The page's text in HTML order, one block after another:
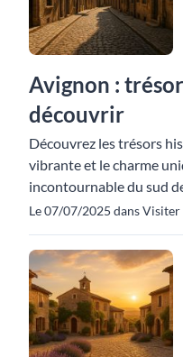
Avignon :
découvrir
Découvrez les trésors
vibrante et le charme
incontournable du sud
Le 07/07/2025 dans